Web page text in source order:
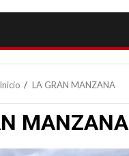
Inicio LA GRAN MANZANA
MANZANA